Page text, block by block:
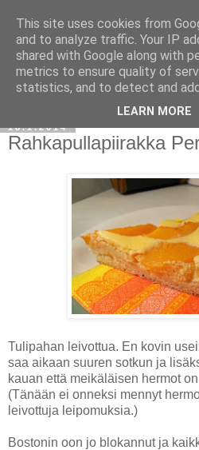
18.1.2014
Rahkapullapiirakka
Tulipahan leivottua. En kovin
saa aikaan suuren sotkun ja
kauan että meikäläisen hermot
(Tänään ei onneksi mennyt
leivottuja leipomuksia.)
Bostonin oon jo blokannut ja
This site uses cookies from
and to analyze traffic. Your IP
shared with Google along with
metrics to ensure quality of
statistics, and to detect and
LEARN MORE